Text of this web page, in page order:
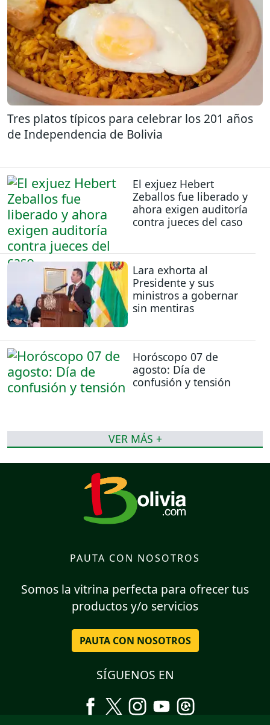
Tres platos típicos para celebrar los 201 años
de Independencia de Bolivia
El exjuez Hebert
Zeballos fue liberado y
ahora exigen auditoría
contra jueces del caso
Lara exhorta al
Presidente y sus
ministros a gobernar
sin mentiras
Horóscopo 07 de
agosto: Día de
confusión y tensión
VER MÁS +
PAUTA CON NOSOTROS
Somos la vitrina perfecta para ofrecer tus
productos y/o servicios
PAUTA CON NOSOTROS
SÍGUENOS EN